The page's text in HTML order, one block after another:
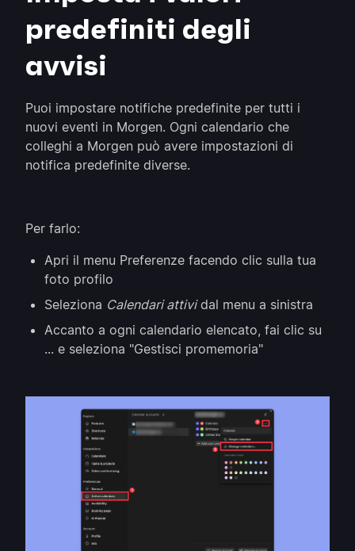
predefiniti degli
avvisi
Puoi impostare notifiche predefinite per tutti i
nuovi eventi in Morgen. Ogni calendario che
colleghi a Morgen può avere impostazioni di
notifica predefinite diverse.
Per farlo:
Apri il menu Preferenze facendo clic sulla tua
foto profilo
Seleziona Calendari attividal menu a sinistra
Accanto a ogni calendario elencato, fai clic su
... e seleziona "Gestisci promemoria"